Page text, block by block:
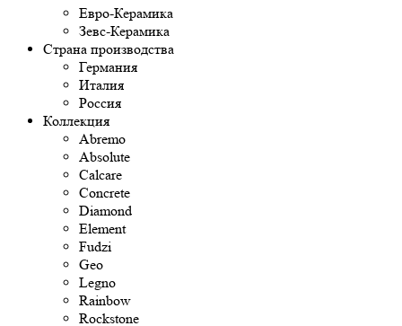
Евро-Керамика
Зевс-Керамика
Страна производства
Германия
Италия
Россия
Коллекция
Abremo
Absolute
Calcare
Concrete
Diamond
Element
Fudzi
Geo
Legno
Rainbow
Rockstone